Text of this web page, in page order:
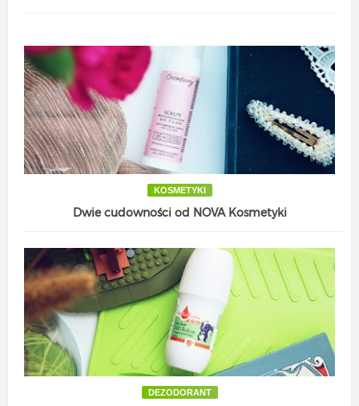
KOSMETYKI
Dwie cudowności od NOVA Kosmetyki
DEZODORANT